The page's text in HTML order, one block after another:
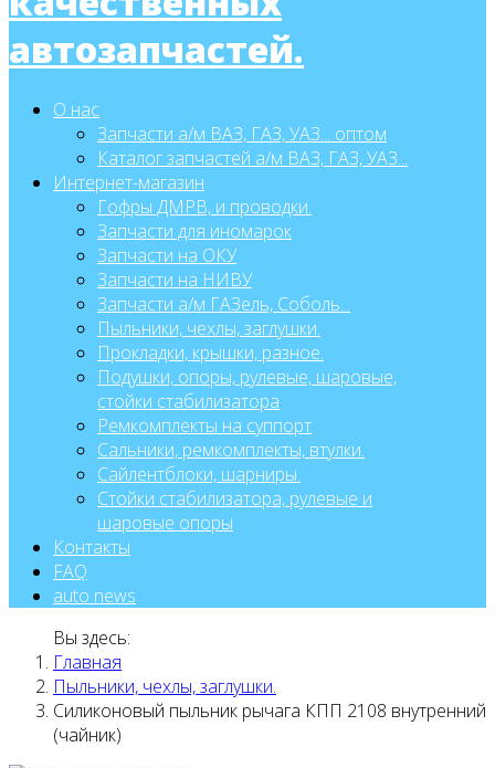
О нас
Запчасти а/м ВАЗ, ГАЗ, УАЗ... оптом
Каталог запчастей а/м ВАЗ, ГАЗ, УАЗ...
Интернет-магазин
Гофры ДМРВ, и проводки.
Запчасти для иномарок
Запчасти на ОКУ
Запчасти на НИВУ
Запчасти а/м ГАЗель, Соболь...
Пыльники, чехлы, заглушки.
Прокладки, крышки, разное.
Подушки, опоры, рулевые, шаровые,
стойки стабилизатора
Ремкомплекты на суппорт
Сальники, ремкомплекты, втулки.
Сайлентблоки, шарниры.
Стойки стабилизатора, рулевые и
шаровые опоры
Контакты
FAQ
auto news
Вы здесь:
Главная
Пыльники, чехлы, заглушки.
Силиконовый пыльник рычага КПП 2108 внутренний
(чайник)